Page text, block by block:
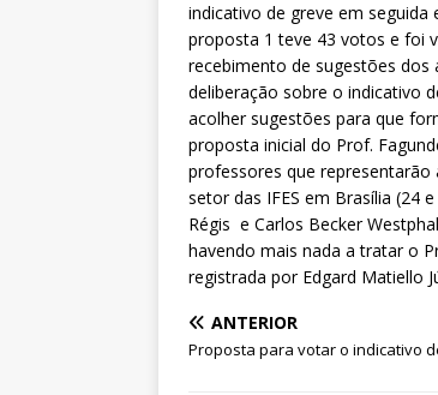
indicativo de greve em
proposta 1 teve 43 votos e foi
recebimento de sugestões dos
deliberação sobre o indicativo
acolher sugestões para que
proposta inicial do Prof.
professores que representarão
setor das IFES em Brasília (24
Régis e Carlos Becker
havendo mais nada a tratar o
registrada por Edgard Matiello
ANTERIOR
Proposta para votar o indicativo